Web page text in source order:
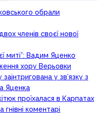
обрали
членів своєї нової
миті”: Вадим Яценко
хору Верьовки
у зв’язку з
Яценка
проїхалася в Карпатах
гнівні коментарі